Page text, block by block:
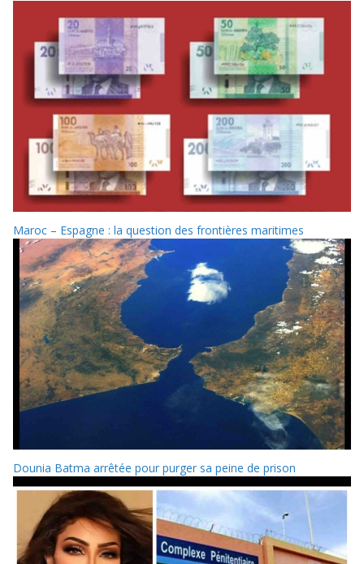
Maroc – Espagne : la question des frontières maritimes
Dounia Batma arrêtée pour purger sa peine de prison